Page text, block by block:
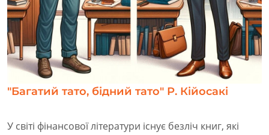
"Багатий тато, бідний тато" Р. Кійосакі
У світі фінансової літератури існує безліч книг, які